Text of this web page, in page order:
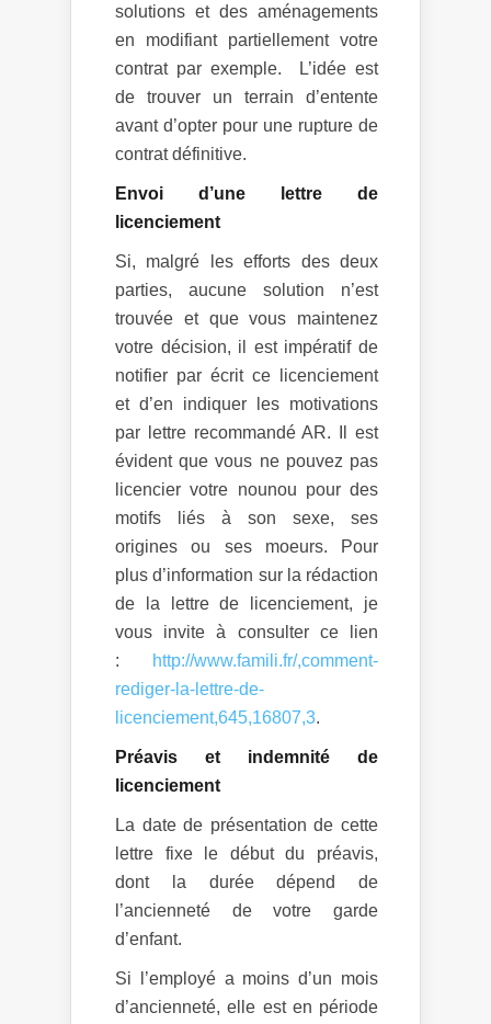
solutions et des aménagements
en modifiant partiellement votre
contrat par exemple. L’idée est
de trouver un terrain d’entente
avant d’opter pour une rupture de
contrat définitive.
Envoi d’une lettre de
licenciement
Si, malgré les efforts des deux
parties, aucune solution n’est
trouvée et que vous maintenez
votre décision, il est impératif de
notifier par écrit ce licenciement
et d’en indiquer les motivations
par lettre recommandé AR. Il est
évident que vous ne pouvez pas
licencier votre nounou pour des
motifs liés à son sexe, ses
origines ou ses moeurs. Pour
plus d’information sur la rédaction
de la lettre de licenciement, je
vous invite à consulter ce lien
:
http://www.famili.fr/,comment-
rediger-la-lettre-de-
licenciement,645,16807,3.
Préavis et indemnité de
licenciement
La date de présentation de cette
lettre fixe le début du préavis,
dont la durée dépend de
l’ancienneté de votre garde
d’enfant.
Si l’employé a moins d’un mois
d’ancienneté, elle est en période